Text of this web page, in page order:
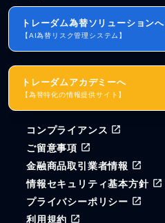
トレーダム為替ソリューションへ
【AI為替リスク管理システム】
トレーダムアカデミーへ
【為替特化の情報提供サイト】
コンプライアンス
ご留意事項
金融商品取引業者情報
情報セキュリティ基本方針
プライバシーポリシー
利用規約